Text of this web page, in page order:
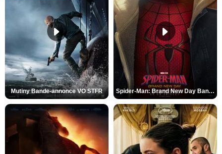
Mutiny Bande-annonce VO STFR Spider-Man: Brand New Day Bande-annonce VO STFR